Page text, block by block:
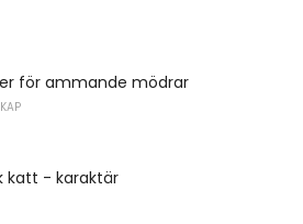
för ammande mödrar
katt - karaktär